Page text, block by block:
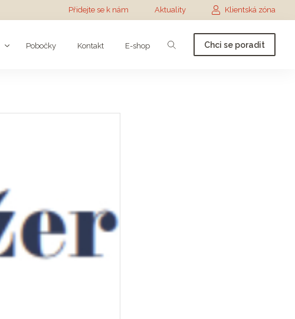
Přidejte se k nám Aktuality Klientská zóna
Pobočky Kontakt E-shop Chci se poradit